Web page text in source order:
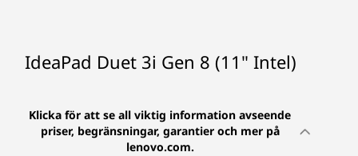
ÖVRIG INFORMATION
IdeaPad Duet 3i Gen 8 (11" Intel)
Klicka för att se all viktig information avseende
priser, begränsningar, garantier och mer på
lenovo.com.